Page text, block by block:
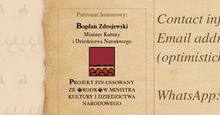
Patronat honorowy:
Bogdan Zdrojewski
Minister Kultury
i Dziedzictwa Narodowego
PROJEKT FINANSOWANY
ZE �RODK�W MINISTRA
KULTURY I DZIEDZICTWA
NARODOWEGO
Contact
Email